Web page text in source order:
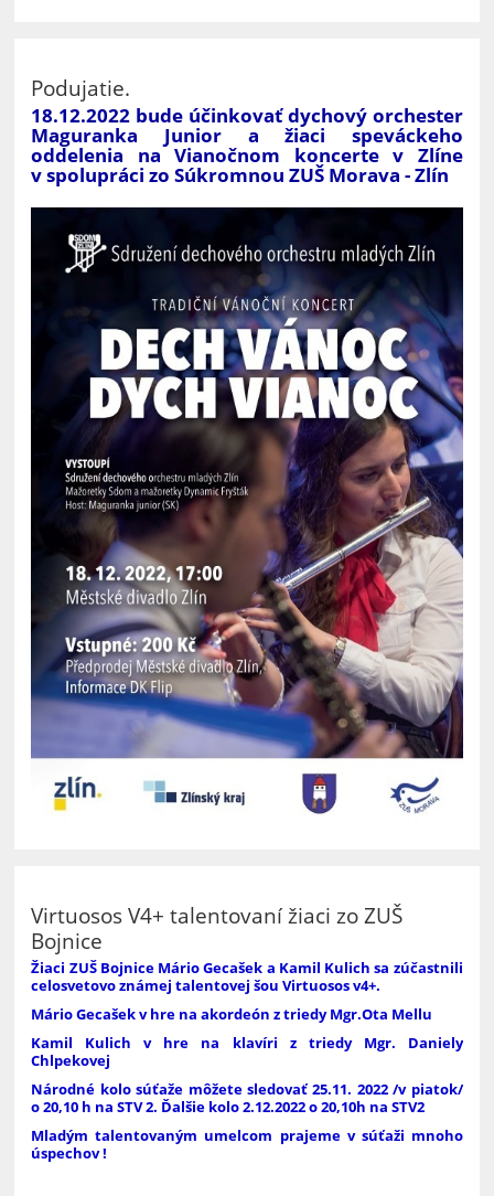
Podujatie.
18.12.2022 bude účinkovať dychový orchester
Maguranka Junior a žiaci speváckeho
oddelenia na Vianočnom koncerte v Zlíne
v spolupráci zo Súkromnou ZUŠ Morava - Zlín
Virtuosos V4+ talentovaní žiaci zo ZUŠ
Bojnice
Žiaci ZUŠ Bojnice Mário Gecašek a Kamil Kulich sa zúčastnili
celosvetovo známej talentovej šou Virtuosos v4+.
Mário Gecašek v hre na akordeón z triedy Mgr.Ota Mellu
Kamil Kulich v hre na klavíri z triedy Mgr. Daniely
Chlpekovej
Národné kolo súťaže môžete sledovať 25.11. 2022 /v piatok/
o 20,10 h na STV 2. Ďalšie kolo 2.12.2022 o 20,10h na STV2
Mladým talentovaným umelcom prajeme v súťaži mnoho
úspechov !